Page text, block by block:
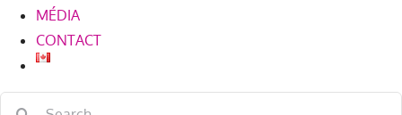
MÉDIA
CONTACT
Search